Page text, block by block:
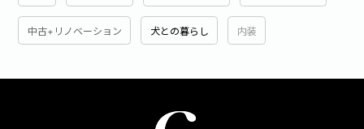
中古+リノベーション 犬との暮らし 内装